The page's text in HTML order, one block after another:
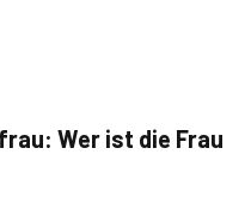
Wer ist die Frau